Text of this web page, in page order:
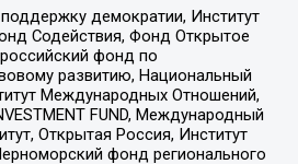
демократии, Институт
Содействия, Фонд Открытое
фонд по
развитию, Национальный
Международных Отношений,
FUND, Международный
Открытая Россия, Институт
фонд регионального